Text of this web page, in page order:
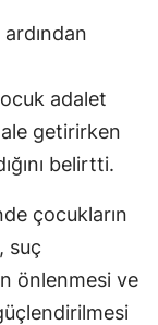
adalet
getirirken
belirtti.
çocukların
suç
önlenmesi ve